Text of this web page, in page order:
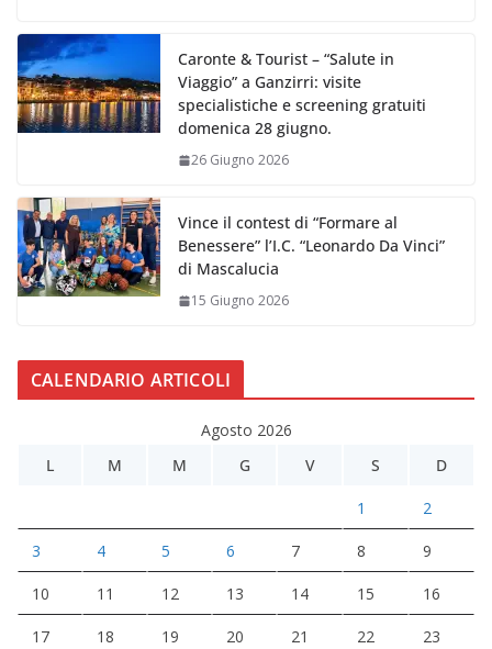
Caronte & Tourist – “Salute in
Viaggio” a Ganzirri: visite
specialistiche e screening gratuiti
domenica 28 giugno.
26 Giugno 2026
Vince il contest di “Formare al
Benessere” l’I.C. “Leonardo Da Vinci”
di Mascalucia
15 Giugno 2026
CALENDARIO ARTICOLI
Agosto 2026
L
M M G V S D
1 2
3 4 5 6 7 8 9
10 11 12 13 14 15 16
17 18 19 20 21 22 23